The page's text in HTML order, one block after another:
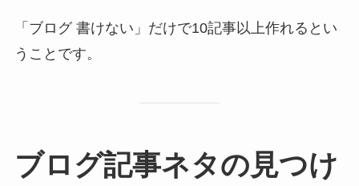
「ブログ 書けない」だけで10記事以上作れるとい
うことです。
ブログ記事ネタの見つけ